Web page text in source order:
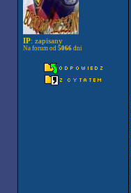
IP: zapisany
Na forum od 5066dni